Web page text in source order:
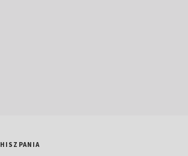
HISZPANIA